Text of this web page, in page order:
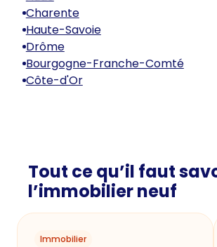
Charente
Haute-Savoie
Drôme
Bourgogne-Franche-Comté
Côte-d'Or
Tout ce qu’il faut
l’immobilier neuf
Immobilier